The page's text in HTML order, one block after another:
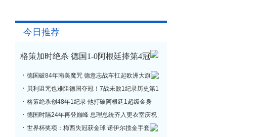
今日推荐
格策加时绝杀 德国1-0阿根廷捧第4冠
德国破84年南美魔咒 德意志战车扛起欧洲大旗
贝利诅咒也难阻德国夺冠！7战未败1纪录历史第1
格策绝杀创48年1纪录 他打破阿根廷1超级金身
德国时隔24年再登巅峰 总理总统齐入更衣室庆祝
世界杯奖项：梅西失冠获金球 诺伊尔揽金手套